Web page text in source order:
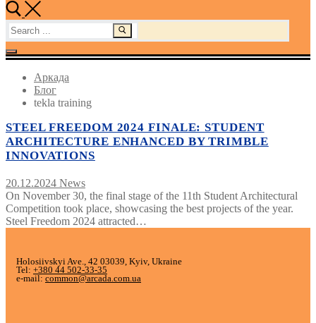
Search
for:
Аркада
Блог
tekla training
STEEL FREEDOM 2024 FINALE: STUDENT
ARCHITECTURE ENHANCED BY TRIMBLE
INNOVATIONS
20.12.2024 News
On November 30, the final stage of the 11th Student Architectural
Competition took place, showcasing the best projects of the year.
Steel Freedom 2024 attracted…
Holosiivskyi Ave., 42 03039, Kyiv, Ukraine
Tel: +380 44 502-33-35
e-mail: common@arcada.com.ua